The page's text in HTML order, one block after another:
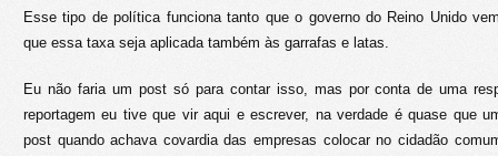
Esse tipo de política funciona tanto que o governo do Reino Unido
que essa taxa seja aplicada também às garrafas e latas.
Eu não faria um post só para contar isso, mas por conta de uma
reportagem eu tive que vir aqui e escrever, na verdade é quase que
post quando achava covardia das empresas colocar no cidadão